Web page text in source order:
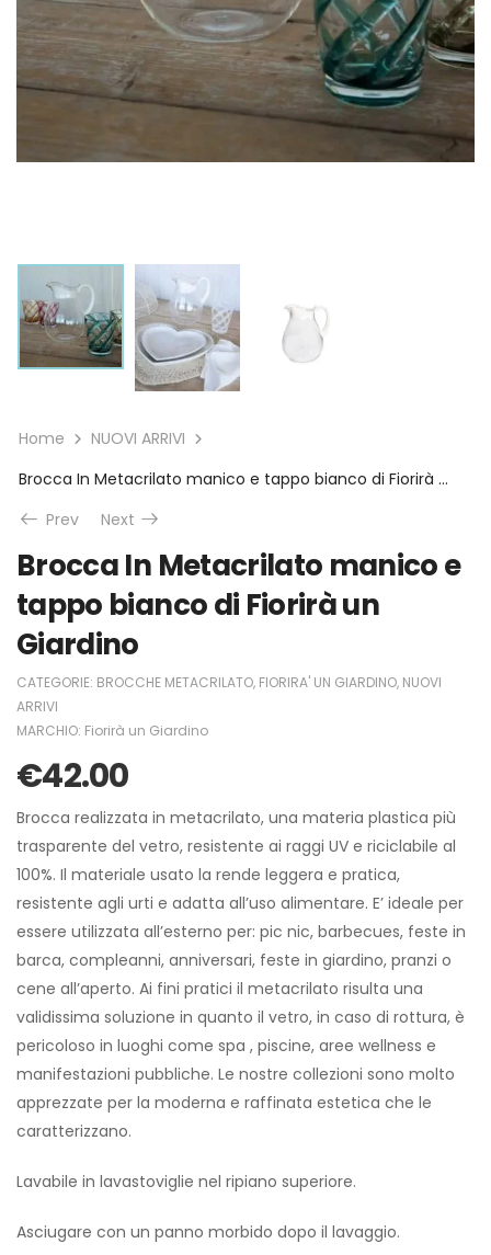
Home
NUOVI ARRIVI
Brocca In Metacrilato manico e tappo bianco di Fiorirà un Giardino
Prev
Next
Brocca In Metacrilato manico e
tappo bianco di Fiorirà un
Giardino
CATEGORIE: BROCCHE METACRILATO, FIORIRA' UN GIARDINO, NUOVI
ARRIVI
MARCHIO: Fiorirà un Giardino
€42.00
Brocca realizzata in metacrilato, una materia plastica più
trasparente del vetro, resistente ai raggi UV e riciclabile al
100%. Il materiale usato la rende leggera e pratica,
resistente agli urti e adatta all’uso alimentare. E’ ideale per
essere utilizzata all’esterno per: pic nic, barbecues, feste in
barca, compleanni, anniversari, feste in giardino, pranzi o
cene all’aperto. Ai fini pratici il metacrilato risulta una
validissima soluzione in quanto il vetro, in caso di rottura, è
pericoloso in luoghi come spa , piscine, aree wellness e
manifestazioni pubbliche. Le nostre collezioni sono molto
apprezzate per la moderna e raffinata estetica che le
caratterizzano.
Lavabile in lavastoviglie nel ripiano superiore.
Asciugare con un panno morbido dopo il lavaggio.